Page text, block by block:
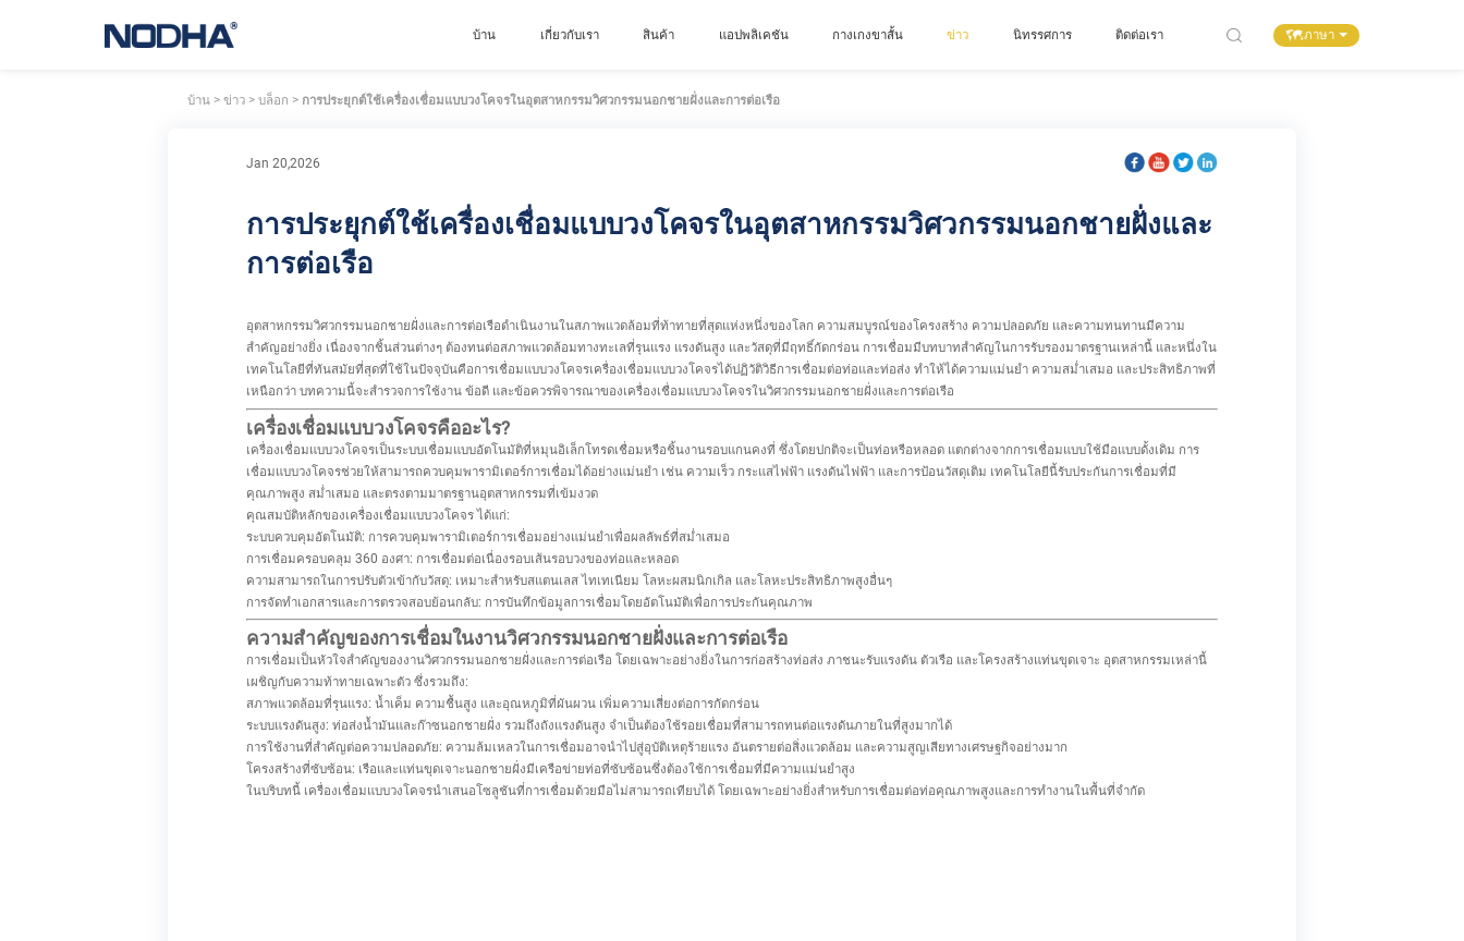
บ้าน เกี่ยวกับเรา สินค้า แอปพลิเคชัน กางเกงขาสั้น ข่าว นิทรรศการ ติดต่อเรา ภาษา
บ้าน> ข่าว> บล็อก >การประยุกต์ใช้เครื่องเชื่อมแบบวงโคจรในอุตสาหกรรมวิศวกรรมนอกชายฝั่งและการต่อเรือ
Jan 20,2026
การประยุกต์ใช้เครื่องเชื่อมแบบวงโคจรในอุตสาหกรรมวิศวกรรมนอกชายฝั่งและ
การต่อเรือ
อุตสาหกรรมวิศวกรรมนอกชายฝั่งและการต่อเรือดำเนินงานในสภาพแวดล้อมที่ท้าทายที่สุดแห่งหนึ่งของโลก ความสมบูรณ์ของโครงสร้าง ความปลอดภัย และความทนทานมีความ
สำคัญอย่างยิ่ง เนื่องจากชิ้นส่วนต่างๆ ต้องทนต่อสภาพแวดล้อมทางทะเลที่รุนแรง แรงดันสูง และวัสดุที่มีฤทธิ์กัดกร่อน การเชื่อมมีบทบาทสำคัญในการรับรองมาตรฐานเหล่านี้ และหนึ่งใน
เทคโนโลยีที่ทันสมัยที่สุดที่ใช้ในปัจจุบันคือการเชื่อมแบบวงโคจรเครื่องเชื่อมแบบวงโคจรได้ปฏิวัติวิธีการเชื่อมต่อท่อและท่อส่ง ทำให้ได้ความแม่นยำ ความสม่ำเสมอ และประสิทธิภาพที่
เหนือกว่า บทความนี้จะสำรวจการใช้งาน ข้อดี และข้อควรพิจารณาของเครื่องเชื่อมแบบวงโคจรในวิศวกรรมนอกชายฝั่งและการต่อเรือ
เครื่องเชื่อมแบบวงโคจรคืออะไร?
เครื่องเชื่อมแบบวงโคจรเป็นระบบเชื่อมแบบอัตโนมัติที่หมุนอิเล็กโทรดเชื่อมหรือชิ้นงานรอบแกนคงที่ ซึ่งโดยปกติจะเป็นท่อหรือหลอด แตกต่างจากการเชื่อมแบบใช้มือแบบดั้งเดิม การ
เชื่อมแบบวงโคจรช่วยให้สามารถควบคุมพารามิเตอร์การเชื่อมได้อย่างแม่นยำ เช่น ความเร็ว กระแสไฟฟ้า แรงดันไฟฟ้า และการป้อนวัสดุเติม เทคโนโลยีนี้รับประกันการเชื่อมที่มี
คุณภาพสูง สม่ำเสมอ และตรงตามมาตรฐานอุตสาหกรรมที่เข้มงวด
คุณสมบัติหลักของเครื่องเชื่อมแบบวงโคจร ได้แก่:
ระบบควบคุมอัตโนมัติ: การควบคุมพารามิเตอร์การเชื่อมอย่างแม่นยำเพื่อผลลัพธ์ที่สม่ำเสมอ
การเชื่อมครอบคลุม 360 องศา: การเชื่อมต่อเนื่องรอบเส้นรอบวงของท่อและหลอด
ความสามารถในการปรับตัวเข้ากับวัสดุ: เหมาะสำหรับสแตนเลส ไทเทเนียม โลหะผสมนิกเกิล และโลหะประสิทธิภาพสูงอื่นๆ
การจัดทำเอกสารและการตรวจสอบย้อนกลับ: การบันทึกข้อมูลการเชื่อมโดยอัตโนมัติเพื่อการประกันคุณภาพ
ความสำคัญของการเชื่อมในงานวิศวกรรมนอกชายฝั่งและการต่อเรือ
การเชื่อมเป็นหัวใจสำคัญของงานวิศวกรรมนอกชายฝั่งและการต่อเรือ โดยเฉพาะอย่างยิ่งในการก่อสร้างท่อส่ง ภาชนะรับแรงดัน ตัวเรือ และโครงสร้างแท่นขุดเจาะ อุตสาหกรรมเหล่านี้
เผชิญกับความท้าทายเฉพาะตัว ซึ่งรวมถึง:
สภาพแวดล้อมที่รุนแรง: น้ำเค็ม ความชื้นสูง และอุณหภูมิที่ผันผวน เพิ่มความเสี่ยงต่อการกัดกร่อน
ระบบแรงดันสูง: ท่อส่งน้ำมันและก๊าซนอกชายฝั่ง รวมถึงถังแรงดันสูง จำเป็นต้องใช้รอยเชื่อมที่สามารถทนต่อแรงดันภายในที่สูงมากได้
การใช้งานที่สำคัญต่อความปลอดภัย: ความล้มเหลวในการเชื่อมอาจนำไปสู่อุบัติเหตุร้ายแรง อันตรายต่อสิ่งแวดล้อม และความสูญเสียทางเศรษฐกิจอย่างมาก
โครงสร้างที่ซับซ้อน: เรือและแท่นขุดเจาะนอกชายฝั่งมีเครือข่ายท่อที่ซับซ้อนซึ่งต้องใช้การเชื่อมที่มีความแม่นยำสูง
ในบริบทนี้ เครื่องเชื่อมแบบวงโคจรนำเสนอโซลูชันที่การเชื่อมด้วยมือไม่สามารถเทียบได้ โดยเฉพาะอย่างยิ่งสำหรับการเชื่อมต่อท่อคุณภาพสูงและการทำงานในพื้นที่จำกัด